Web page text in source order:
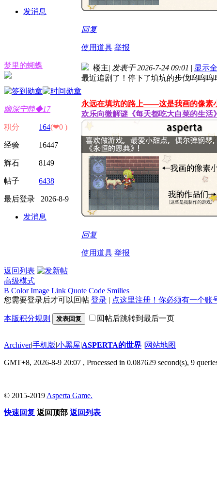
发消息
回复
使用道具 举报
梦里的蝴蝶
幽深宁静◆17
积分 164(❤0 )
经验 16447
辉石 8149
帖子 6438
最后登录 2026-8-9
发消息
楼主| 发表于 2026-7-24 09:01 | 显示
最近追剧了！停下了填坑的步伐呜呜
永远在填坑的路上——这是我画的像素
欢乐向微解谜《每天都吃大白菜的生活
回复
使用道具 举报
返回列表
高级模式
B Color Image Link Quote Code Smilies
您需要登录后才可以回帖 登录 | 点这里注册！你必须有一个账
本版积分规则 发表回复 回帖后跳转到最后一页
Archiver|手机版|小黑屋|ASPERTA的世界 |网站地图
GMT+8, 2026-8-9 20:07 , Processed in 0.087629 second(s), 9
© 2015-2019 Asperta Game.
快速回复 返回顶部 返回列表